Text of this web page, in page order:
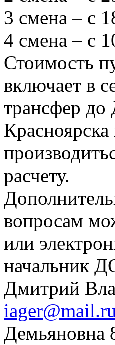
3 смена – с
4 смена – с
Стоимость
включает в
трансфер до
расчету.
вопросам
или
начальник
Дмитрий
iager@mail.ru
Демьяновна